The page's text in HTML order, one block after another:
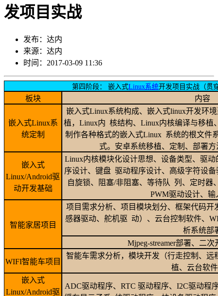
发项目实战
发布： 达内
来源： 达内
时间： 2017-03-09 11:36
第四阶段： 嵌入式Linux系统开发项目实战（贯
板块 内容
嵌入式Linux系
统定制
嵌入式Linux系统构成、嵌入式linux开发环
植，Linux内 核结构、Linux内核编译与移植
制作各种格式的嵌入式Linux 系统的根文件
式。安卓系统移植、定制、部署
嵌入式
Linux/Android驱
动开发基础
Linux内核模块化设计思想、设备类型、驱
序设计、键盘 驱动程序设计、高级字符设
自旋锁、阻塞/非阻塞、等待队 列、定时器
PWM驱动设计、输
智能家居项目
项目需求分析、项目模块划分、框架代码
感器驱动、舵机驱 动）、云台控制软件、
析系统部
Mjpeg-streamer部署、二
WIFI智能车项目
智能车需求分析，模块开发（行走控制、
植、云台软
嵌入式
Linux/Android驱
ADC驱动程序、RTC 驱动程序、I2C驱动程